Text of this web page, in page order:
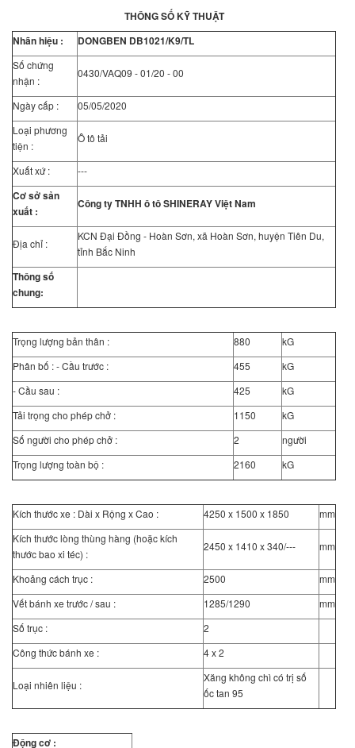
THÔNG SỐ KỸ THUẬT
Nhãn hiệu :
DONGBEN DB1021/K9/TL
Số chứng
nhận :
0430/VAQ09 - 01/20 - 00
Ngày cấp :
05/05/2020
Loại phương
tiện :
Ô tô tải
Xuất xứ : ---
Cơ sở sản
xuất :
Công ty TNHH ô tô SHINERAY Việt Nam
Địa chỉ :
KCN Đại Đồng - Hoàn Sơn, xã Hoàn Sơn, huyện Tiên Du,
tỉnh Bắc Ninh
Thông số
chung:
Trọng lượng bản thân : 880
kG
Phân bố : - Cầu trước :
455
kG
- Cầu sau :
425
kG
Tải trọng cho phép chở :
1150
kG
Số người cho phép chở :
2
người
Trọng lượng toàn bộ :
2160 kG
Kích thước xe : Dài x Rộng x Cao : 4250 x 1500 x 1850
mm
Kích thước lòng thùng hàng (hoặc kích
thước bao xi téc) :
2450 x 1410 x 340/--- mm
Khoảng cách trục : 2500
mm
Vết bánh xe trước / sau :
1285/1290
mm
Số trục :
2
Công thức bánh xe :
4 x 2
Loại nhiên liệu :
Xăng không chì có trị số
ốc tan 95
Động cơ :